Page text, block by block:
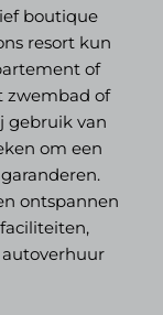
boutique
resort kun
of
zwembad of
gebruik van
om een
ontspannen